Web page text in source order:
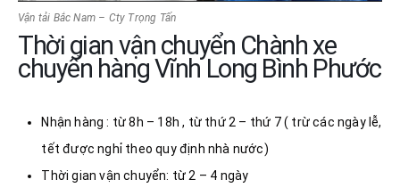
Vận tải Bắc Nam – Cty Trọng Tấn
Thời gian vận chuyển Chành xe
chuyển hàng Vĩnh Long Bình Phước
Nhận hàng : từ 8h – 18h , từ thứ 2 – thứ 7 ( trừ các ngày lễ,
tết được nghỉ theo quy định nhà nước)
Thời gian vận chuyển: từ 2 – 4 ngày